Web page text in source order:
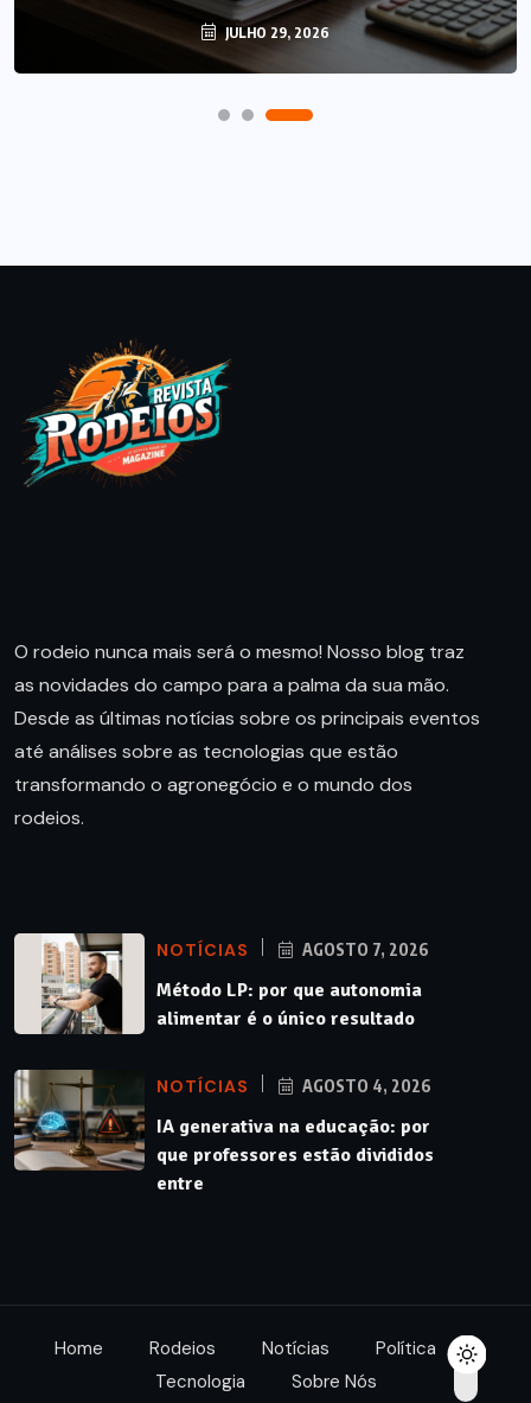
JULHO 29, 2026
O rodeio nunca mais será o mesmo! Nosso blog traz
as novidades do campo para a palma da sua mão.
Desde as últimas notícias sobre os principais eventos
até análises sobre as tecnologias que estão
transformando o agronegócio e o mundo dos
rodeios.
NOTÍCIAS AGOSTO 7, 2026
Método LP: por que autonomia
alimentar é o único resultado
NOTÍCIAS AGOSTO 4, 2026
IA generativa na educação: por
que professores estão divididos
entre
Home Rodeios Notícias
Política
Tecnologia
Sobre Nós